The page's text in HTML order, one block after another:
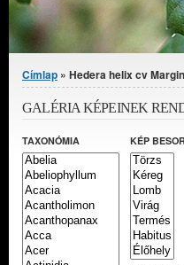
Jelenlegi hely
Címlap » Hedera helix cv
GALÉRIA KÉPEINEK
TAXONÓMIA KÉP